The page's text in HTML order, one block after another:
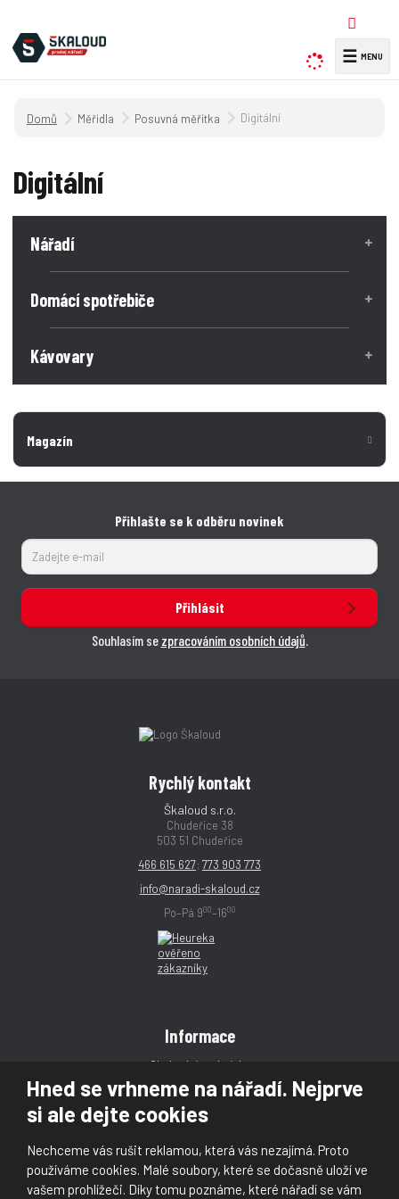
Hned se vrhneme na nářadí. Nejprve
si ale dejte cookies
Nechceme vás rušit reklamou, která vás nezajímá. Proto
používáme cookies. Malé soubory, které se dočasně uloží ve
vašem prohlížeči. Díky tomu poznáme, které nářadí se vám
y
l
☰
Úvodní strana
Měřidla Posuvná měřítka Digitální
Digitální
Nářadí
Domácí spotřebiče
Kávovary
Magazín
Přihlašte se k odběru novinek
Přihlásit
Souhlasím se zpracováním osobních údajů.
Rychlý kontakt
Škaloud s.r.o.
Chudeřice 38
503 51 Chudeřice
466 615 627; 773 903 773
info@naradi-skaloud.cz
Po–Pá 900–1600
Informace
Obchodní podmínky
Reklamace
Magazín
Kontakt